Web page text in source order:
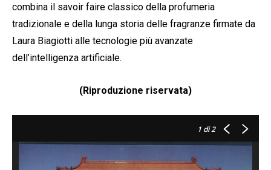
combina il savoir faire classico della profumeria
tradizionale e della lunga storia delle fragranze firmate da
Laura Biagiotti alle tecnologie più avanzate
dell’intelligenza artificiale.
(Riproduzione riservata)
1 di 2